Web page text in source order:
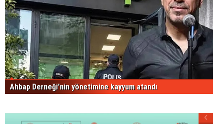
Ahbap Derneği'nin yönetimine kayyum atandı